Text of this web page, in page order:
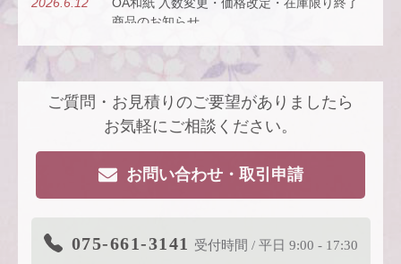
2026.6.12
OA和紙 入数変更・価格改定・在庫限り終了
商品のお知らせ
2026.5.26
にのせて。
2026.4.22
【新商品案内】派手すぎないがちょうどい
い、風も色も透ける、和紙の扇子
2026.4.16 大型連休休業日のお知らせ
2026.3.11 商品リニューアルのご案内
ご質問・お見積りのご要望がありましたら
お気軽にご相談ください。
お問い合わせ・取引申請
075-661-3141 受付時間 / 平日 9:00 - 17:30